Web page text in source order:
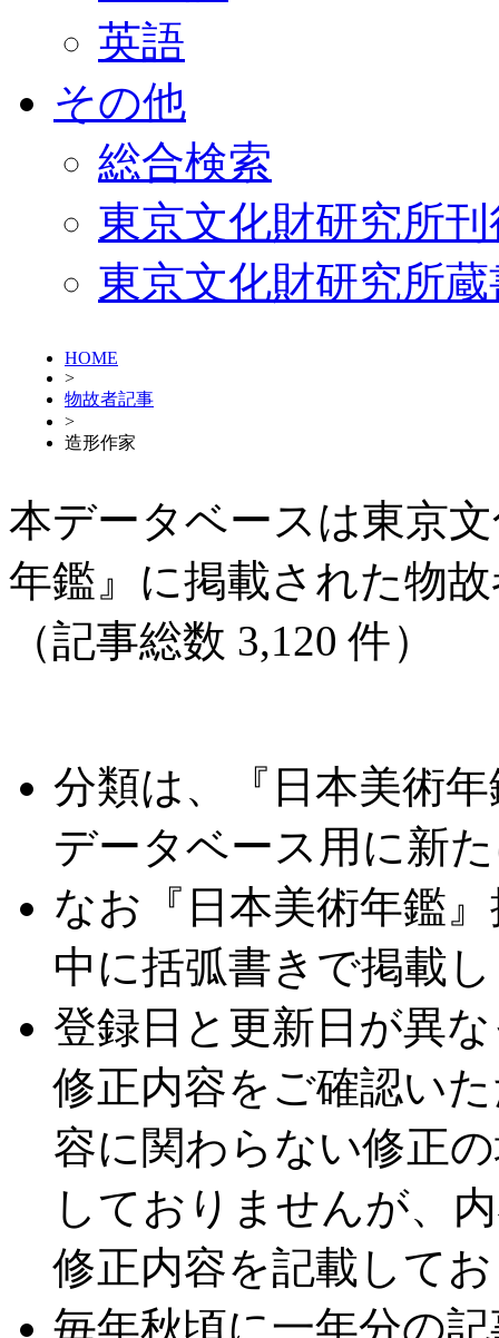
英語
その他
総合検索
東京文化財研究所
東京文化財研究所
HOME
>
物故者記事
>
造形作家
本データベースは東京
年鑑』に掲載された物
（記事総数 3,120 件）
分類は、『日本美術
データベース用に新
なお『日本美術年鑑
中に括弧書きで掲載
登録日と更新日が異
修正内容をご確認い
容に関わらない修正
しておりませんが、
修正内容を記載して
毎年秋頃に一年分の